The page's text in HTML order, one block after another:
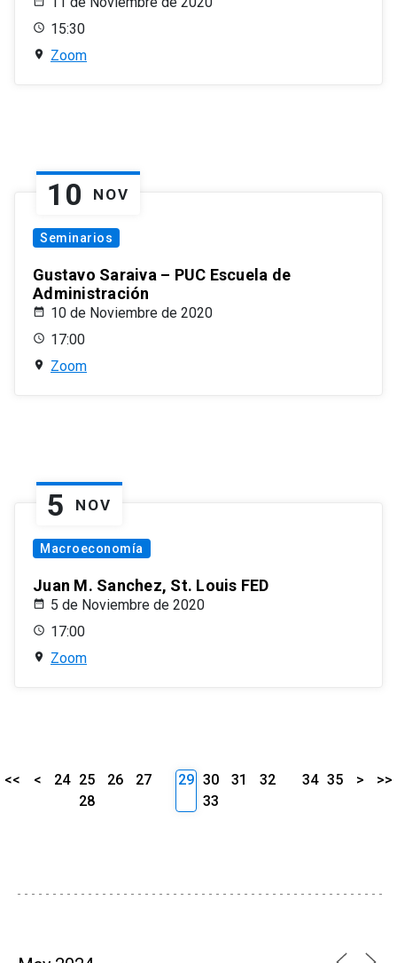
15:30
Zoom
10 NOV
Seminarios
Gustavo Saraiva – PUC Escuela de
Administración
10 de Noviembre de 2020
17:00
Zoom
5 NOV
Macroeconomía
Juan M. Sanchez, St. Louis FED
5 de Noviembre de 2020
17:00
Zoom
<< < 24 25 26
27
28
29 30 31
32
33
34 35 > >>